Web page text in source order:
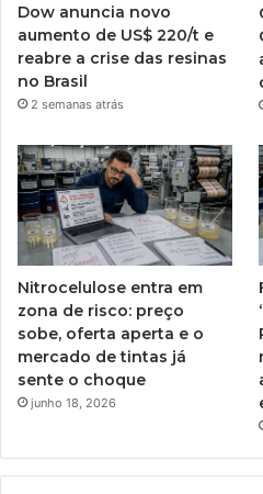
Dow anuncia novo
aumento de US$ 220/t e
reabre a crise das resinas
no Brasil
2 semanas atrás
Nitrocelulose entra em
zona de risco: preço
sobe, oferta aperta e o
mercado de tintas já
sente o choque
junho 18, 2026